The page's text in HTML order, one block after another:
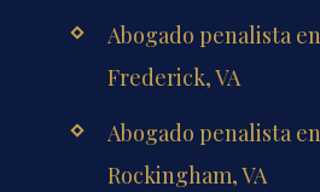
Abogado penalista
Frederick, VA
Abogado penalista
Rockingham, VA